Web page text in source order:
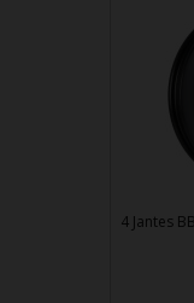
4 Jantes